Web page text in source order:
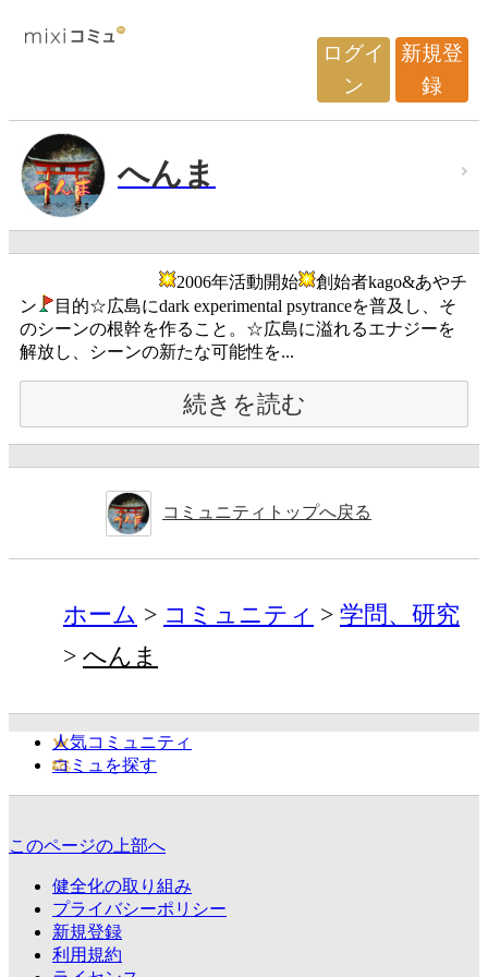
ログイ
ン
新規登
録
へんま
2006年活動開始
創始者kago&あやチ
ン
目的☆広島にdark experimental psytranceを普及し、そ
のシーンの根幹を作ること。☆広島に溢れるエナジーを
解放し、シーンの新たな可能性を...
続きを読む
コミュニティトップへ戻る
ホーム コミュニティ
学問、研究
へんま
人気コミュニティ
コミュを探す
このページの上部へ
健全化の取り組み
プライバシーポリシー
新規登録
利用規約